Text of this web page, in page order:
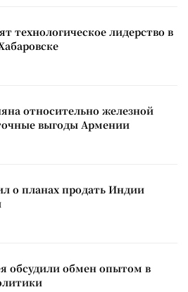
технологическое лидерство в
относительно железной
выгоды Армении
о планах продать Индии
обсудили обмен опытом в